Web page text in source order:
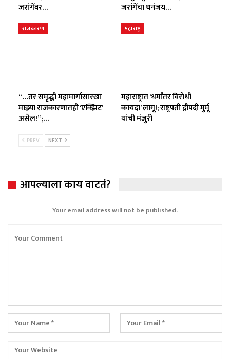
जरांगेंवर…
जरांगेंचा धनंजय…
राजकारण
“…तर समृद्धी महामार्गासारखा
माझ्या राजकारणातही ‘एक्झिट’
असेल!”;…
महाराष्ट्र
महाराष्ट्रात ‘धर्मांतर विरोधी
कायदा’ लागू!; राष्ट्रपती द्रौपदी मुर्मू
यांची मंजुरी
PREV NEXT
आपल्याला काय वाटतं?
Your email address will not be published.